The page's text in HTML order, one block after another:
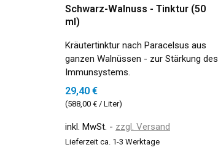
Schwarz-Walnuss - Tinktur (50
ml)
Kräutertinktur nach Paracelsus aus
ganzen Walnüssen - zur Stärkung des
Immunsystems.
29,40 €
(588,00 € / Liter)
inkl. MwSt. zzgl. Versand
Lieferzeit ca. 1-3 Werktage